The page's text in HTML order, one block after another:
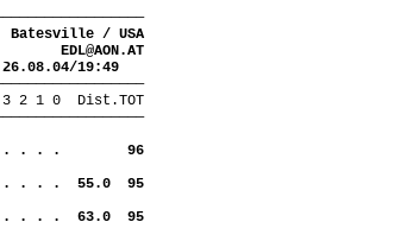
Batesville / USA
EDL@AON.AT
26.08.04/19:49
2 1 0
Dist.TOT
. . . .
96
. . . . 55.0
95
. . . . 63.0
95